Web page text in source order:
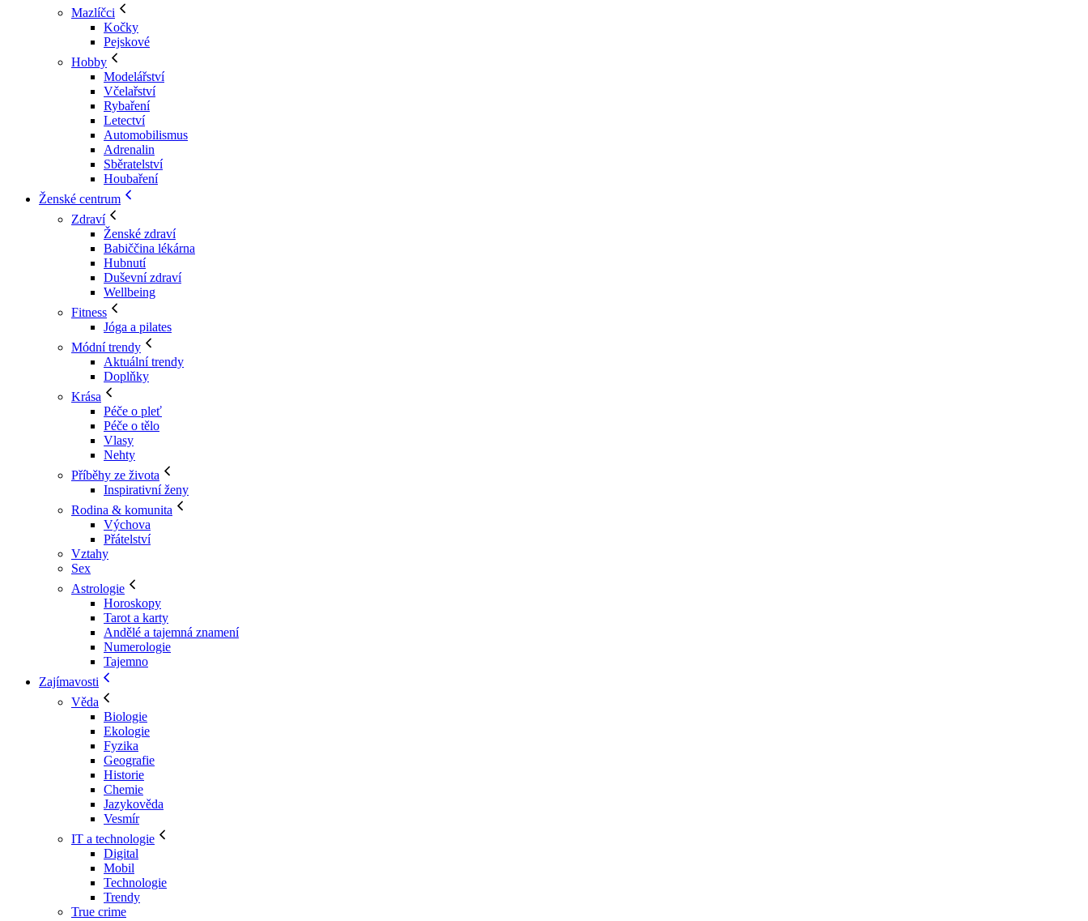
Mazlíčci
Kočky
Pejskové
Hobby
Modelářství
Včelařství
Rybaření
Letectví
Automobilismus
Adrenalin
Sběratelství
Houbaření
Ženské centrum
Zdraví
Ženské zdraví
Babiččina lékárna
Hubnutí
Duševní zdraví
Wellbeing
Fitness
Jóga a pilates
Módní trendy
Aktuální trendy
Doplňky
Krása
Péče o pleť
Péče o tělo
Vlasy
Nehty
Příběhy ze života
Inspirativní ženy
Rodina & komunita
Výchova
Přátelství
Vztahy
Sex
Astrologie
Horoskopy
Tarot a karty
Andělé a tajemná znamení
Numerologie
Tajemno
Zajímavosti
Věda
Biologie
Ekologie
Fyzika
Geografie
Historie
Chemie
Jazykověda
Vesmír
IT a technologie
Digital
Mobil
Technologie
Trendy
True crime